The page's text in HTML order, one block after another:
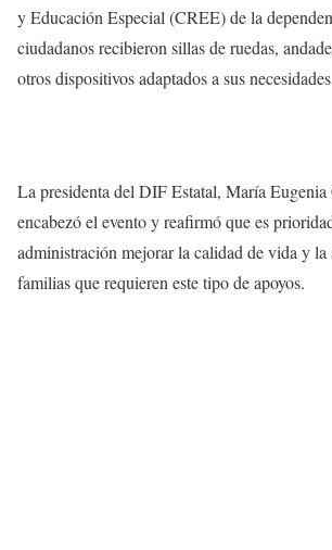
y Educación Especial (CREE) de la
ciudadanos recibieron sillas de ruedas,
otros dispositivos adaptados a sus
La presidenta del DIF Estatal, María
encabezó el evento y reafirmó que es
administración mejorar la calidad de vida y la
familias que requieren este tipo de apoyos.